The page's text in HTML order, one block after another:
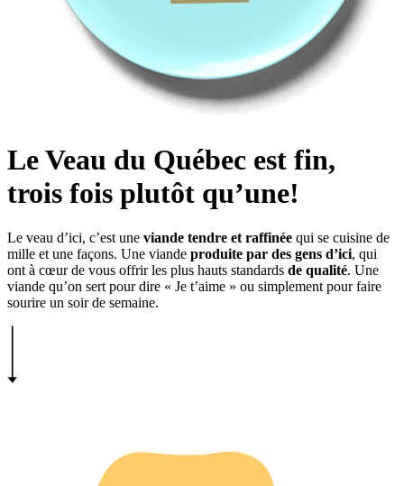
Le Veau du Québec est fin,
trois fois plutôt qu’une!
Le veau d’ici, c’est une viande tendre et raffinée qui se cuisine de
mille et une façons. Une viande produite par des gens d’ici, qui
ont à cœur de vous offrir les plus hauts standards de qualité. Une
viande qu’on sert pour dire « Je t’aime » ou simplement pour faire
sourire un soir de semaine.